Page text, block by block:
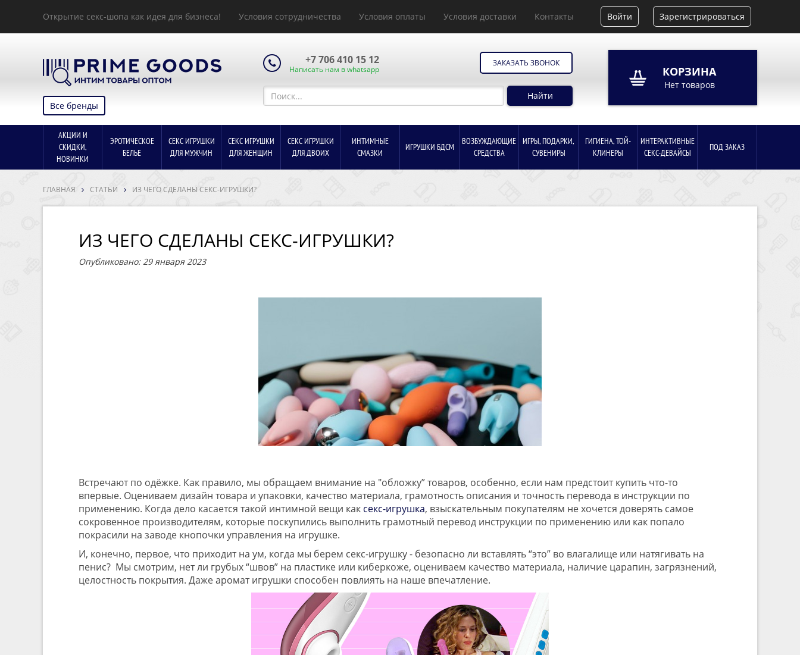
Открытие секс-шопа как идея для бизнеса! Условия сотрудничества Условия оплаты Условия доставки Контакты Войти Зарегистрироваться
Все бренды
+7 706 410 15 12
Написать нам в whatsapp
ЗАКАЗАТЬ ЗВОНОК
Найти
КОРЗИНА
Нет товаров
АКЦИИ И
СКИДКИ,
НОВИНКИ
ЭРОТИЧЕСКОЕ
БЕЛЬЕ
СЕКС ИГРУШКИ
ДЛЯ МУЖЧИН
СЕКС ИГРУШКИ
ДЛЯ ЖЕНЩИН
СЕКС ИГРУШКИ
ДЛЯ ДВОИХ
ИНТИМНЫЕ
СМАЗКИ
ИГРУШКИ БДСМ
ВОЗБУЖДАЮЩИЕ
СРЕДСТВА
ИГРЫ, ПОДАРКИ,
СУВЕНИРЫ
ГИГИЕНА, ТОЙ-
КЛИНЕРЫ
ИНТЕРАКТИВНЫЕ
СЕКС-ДЕВАЙСЫ
ПОД ЗАКАЗ
ГЛАВНАЯ СТАТЬИ ИЗ ЧЕГО СДЕЛАНЫ СЕКС-ИГРУШКИ?
ИЗ ЧЕГО СДЕЛАНЫ СЕКС-ИГРУШКИ?
Опубликовано: 29 января 2023
Встречают по одёжке. Как правило, мы обращаем внимание на "обложку” товаров, особенно, если нам предстоит купить что-то
впервые. Оцениваем дизайн товара и упаковки, качество материала, грамотность описания и точность перевода в инструкции по
применению. Когда дело касается такой интимной вещи как секс-игрушка, взыскательным покупателям не хочется доверять самое
сокровенное производителям, которые поскупились выполнить грамотный перевод инструкции по применению или как попало
покрасили на заводе кнопочки управления на игрушке.
И, конечно, первое, что приходит на ум, когда мы берем секс-игрушку - безопасно ли вставлять “это” во влагалище или натягивать на
пенис? Мы смотрим, нет ли грубых “швов” на пластике или киберкоже, оцениваем качество материала, наличие царапин, загрязнений,
целостность покрытия. Даже аромат игрушки способен повлиять на наше впечатление.